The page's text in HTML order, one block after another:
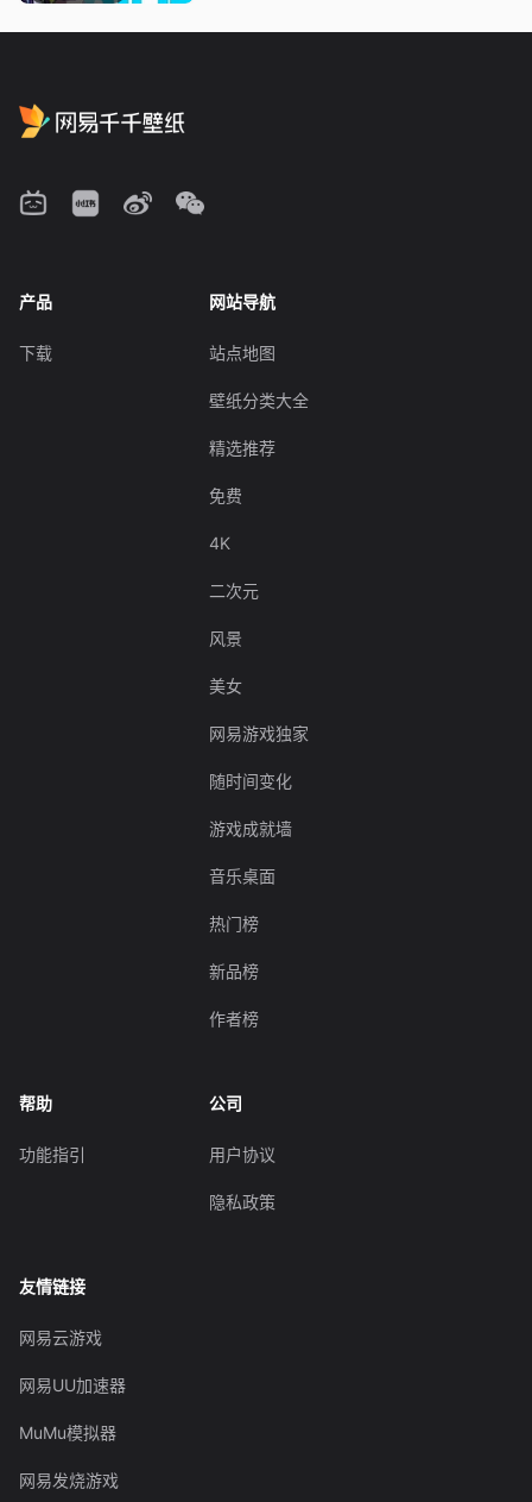
产品
下载
网站导航
站点地图
壁纸分类大全
精选推荐
免费
4K
二次元
风景
美女
网易游戏独家
随时间变化
游戏成就墙
音乐桌面
热门榜
新品榜
作者榜
帮助
功能指引
公司
用户协议
隐私政策
友情链接
网易云游戏
网易UU加速器
MuMu模拟器
网易发烧游戏